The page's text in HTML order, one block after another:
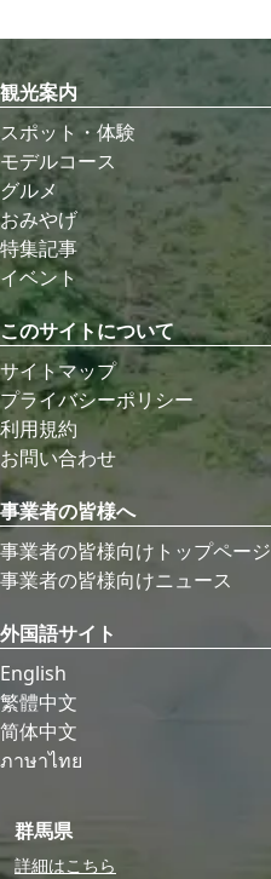
観光案内
スポット・体験
モデルコース
グルメ
おみやげ
特集記事
イベント
このサイトについて
サイトマップ
プライバシーポリシー
利用規約
お問い合わせ
事業者の皆様へ
事業者の皆様向けトップページ
事業者の皆様向けニュース
外国語サイト
English
繁體中文
简体中文
ภาษาไทย
群馬県
詳細はこちら